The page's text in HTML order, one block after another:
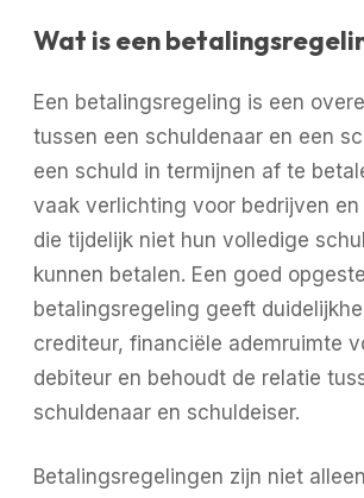
Wat is een
Een betalingsregeling is een
tussen een schuldenaar en een
een schuld in termijnen af te
vaak verlichting voor bedrijven
die tijdelijk niet hun volledige
kunnen betalen. Een goed
betalingsregeling geeft
crediteur, financiële ademruimte
debiteur en behoudt de relatie
schuldenaar en schuldeiser.
Betalingsregelingen zijn niet alleen